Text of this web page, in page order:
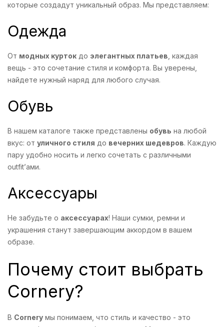
которые создадут уникальный образ. Мы представляем:
Одежда
От модных курток до элегантных платьев , каждая
вещь - это сочетание стиля и комфорта. Вы уверены,
найдете нужный наряд для любого случая.
Обувь
В нашем каталоге также представлены обувь на любой
вкус: от уличного стиля до вечерних шедевров. Каждую
пару удобно носить и легко сочетать с различными
outfit’ами.
Аксессуары
Не забудьте о аксессуарах! Наши сумки, ремни и
украшения станут завершающим аккордом в вашем
образе.
Почему стоит выбрать
Cornery?
В Cornery мы понимаем, что стиль и качество - это